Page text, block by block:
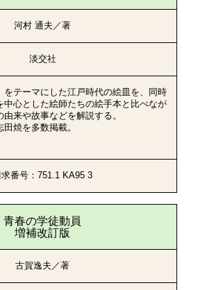
河村 通夫／著
淡交社
をテーマにした江戸時代の絵皿を、同時
中心とした絵師たちの絵手本と比べなが
来や故事などを解説する。
焼を多数掲載。
番号：751.1 KA95 3
青春の学徒動員
増補改訂版
古賀逸夫／著